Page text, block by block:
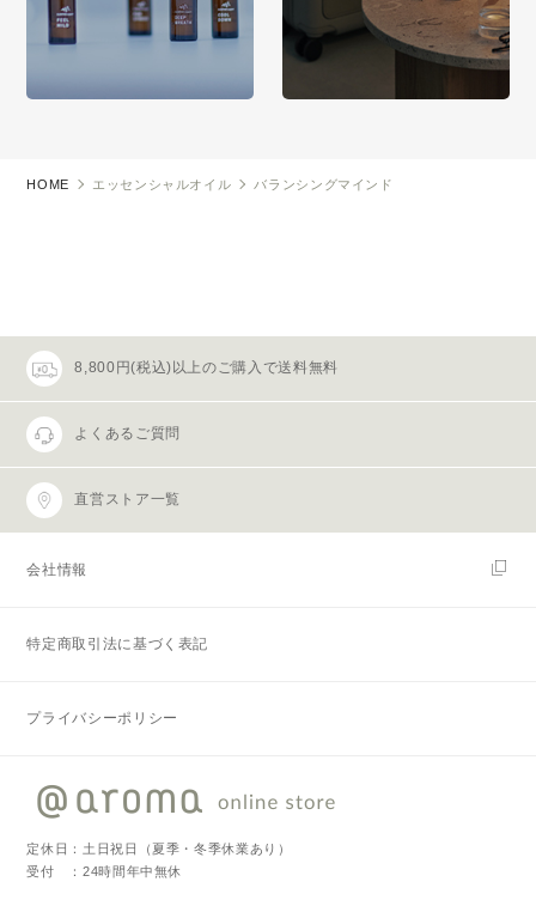
HOME エッセンシャルオイル バランシングマインド
8,800円(税込)以上のご購入で送料無料
よくあるご質問
直営ストア一覧
会社情報
特定商取引法に基づく表記
プライバシーポリシー
定休日：土日祝日（夏季・冬季休業あり）
受付 ：24時間年中無休